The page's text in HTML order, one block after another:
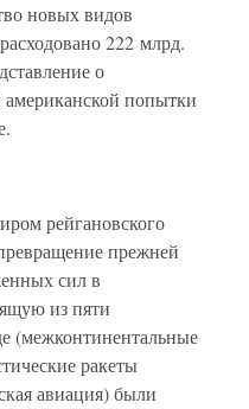
новых видов
222 млрд.
о
американской попытки
рейгановского
прежней
сил в
из пяти
(межконтинентальные
ракеты
авиация) были